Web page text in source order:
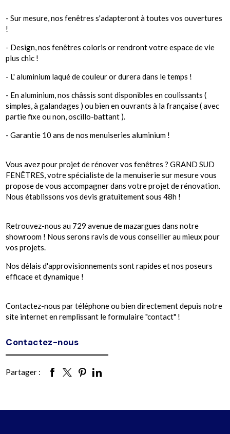
- Sur mesure, nos fenêtres s'adapteront à toutes vos ouvertures
!
- Design, nos fenêtres coloris or rendront votre espace de vie
plus chic !
- L' aluminium laqué de couleur or durera dans le temps !
- En aluminium, nos châssis sont disponibles en coulissants (
simples, à galandages ) ou bien en ouvrants à la française ( avec
partie fixe ou non, oscillo-battant ).
- Garantie 10 ans de nos menuiseries aluminium !
Vous avez pour projet de rénover vos fenêtres ? GRAND SUD
FENÊTRES, votre spécialiste de la menuiserie sur mesure vous
propose de vous accompagner dans votre projet de rénovation.
Nous établissons vos devis gratuitement sous 48h !
Retrouvez-nous au 729 avenue de mazargues dans notre
showroom ! Nous serons ravis de vous conseiller au mieux pour
vos projets.
Nos délais d'approvisionnements sont rapides et nos poseurs
efficace et dynamique !
Contactez-nous par téléphone ou bien directement depuis notre
site internet en remplissant le formulaire "contact" !
Contactez-nous
Partager :